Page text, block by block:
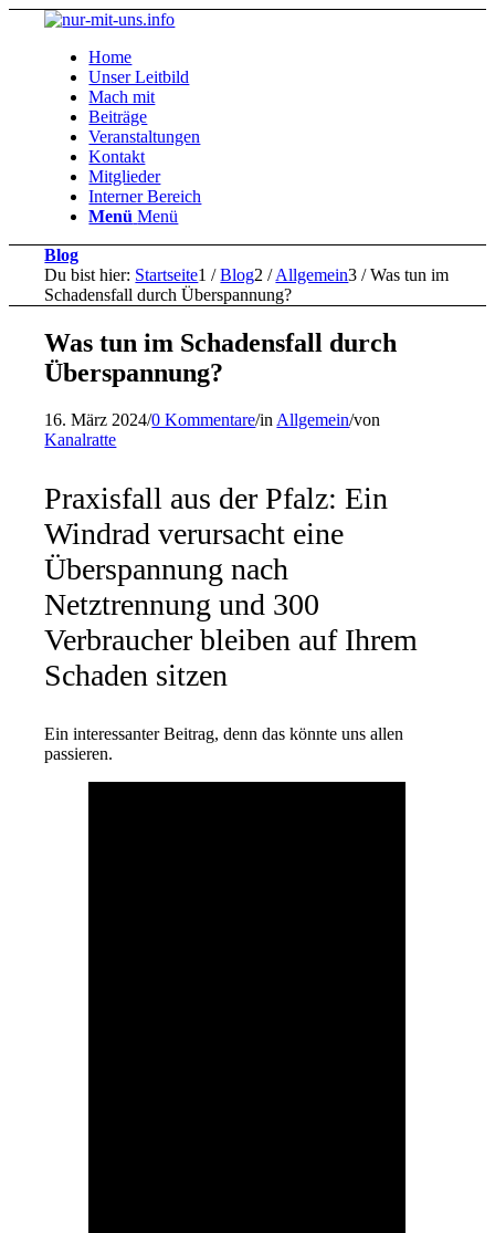
Home
Unser Leitbild
Mach mit
Beiträge
Veranstaltungen
Kontakt
Mitglieder
Interner Bereich
Menü Menü
Blog
Du bist hier: Startseite1 / Blog2 / Allgemein3 / Was tun im
Schadensfall durch Überspannung?
Was tun im Schadensfall durch
Überspannung?
16. März 2024/0 Kommentare/in Allgemein/von
Kanalratte
Praxisfall aus der Pfalz: Ein
Windrad verursacht eine
Überspannung nach
Netztrennung und 300
Verbraucher bleiben auf Ihrem
Schaden sitzen
Ein interessanter Beitrag, denn das könnte uns allen
passieren.